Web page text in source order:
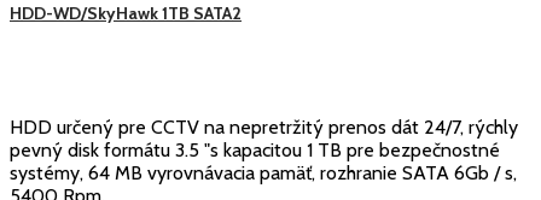
HDD-WD/SkyHawk 1TB SATA2
HDD určený pre CCTV na nepretržitý prenos dát 24/7, rýchly
pevný disk formátu 3.5 "s kapacitou 1 TB pre bezpečnostné
systémy, 64 MB vyrovnávacia pamäť, rozhranie SATA 6Gb / s,